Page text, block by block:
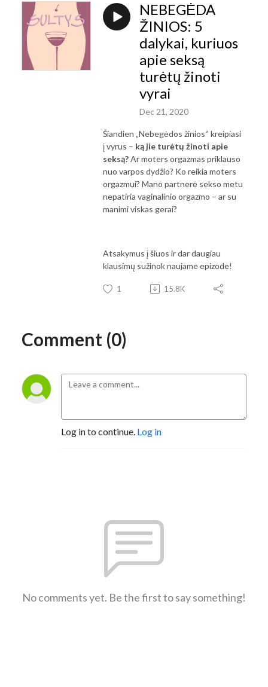
NEBEGĖDA
ŽINIOS: 5
dalykai, kuriuos
apie seksą
turėtų žinoti
vyrai
Dec 21, 2020
Šiandien „Nebegėdos žinios“ kreipiasi
į vyrus – ką jie turėtų žinoti apie
seksą?Ar moters orgazmas priklauso
nuo varpos dydžio? Ko reikia moters
orgazmui? Mano partnerė sekso metu
nepatiria vaginalinio orgazmo – ar su
manimi viskas gerai?
Atsakymus į šiuos ir dar daugiau
klausimų sužinok naujame epizode!
1 15.8K
Comment (0)
Log in to continue. Log in
No comments yet. Be the first to say something!